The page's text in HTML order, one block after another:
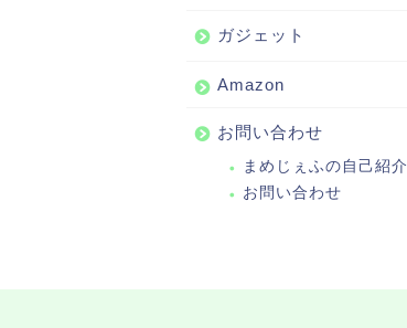
ガジェット
Amazon
お問い合わせ
まめじぇふの自己紹介
お問い合わせ